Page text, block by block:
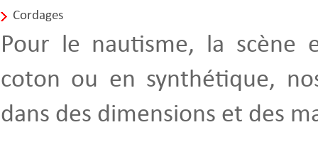
Cordages
Pour le nautisme, la scène
coton ou en synthétique,
dans des dimensions et des